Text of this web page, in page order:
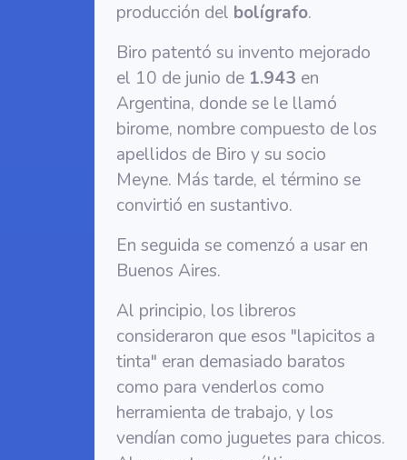
producción del bolígrafo.
Biro patentó su invento mejorado
el 10 de junio de 1.943 en
Argentina, donde se le llamó
birome, nombre compuesto de los
apellidos de Biro y su socio
Meyne. Más tarde, el término se
convirtió en sustantivo.
En seguida se comenzó a usar en
Buenos Aires.
Al principio, los libreros
consideraron que esos "lapicitos a
tinta" eran demasiado baratos
como para venderlos como
herramienta de trabajo, y los
vendían como juguetes para chicos.